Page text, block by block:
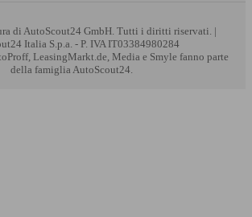
di AutoScout24 GmbH. Tutti i diritti riservati. |
Italia S.p.a. - P. IVA IT03384980284
LeasingMarkt.de, Media e Smyle fanno parte
della famiglia AutoScout24.